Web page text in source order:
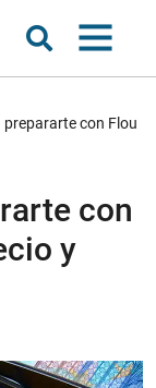
con Flou
con
y